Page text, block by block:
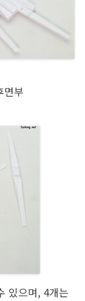
면부
있으며, 4개는